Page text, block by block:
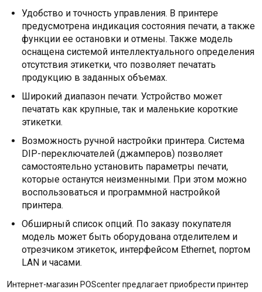
Удобство и точность управления. В принтере
предусмотрена индикация состояния печати, а также
функции ее остановки и отмены. Также модель
оснащена системой интеллектуального определения
отсутствия этикетки, что позволяет печатать
продукцию в заданных объемах.
Широкий диапазон печати. Устройство может
печатать как крупные, так и маленькие короткие
этикетки.
Возможность ручной настройки принтера. Система
DIP-переключателей (джамперов) позволяет
самостоятельно установить параметры печати,
которые останутся неизменными. При этом можно
воспользоваться и программной настройкой
принтера.
Обширный список опций. По заказу покупателя
модель может быть оборудована отделителем и
отрезчиком этикеток, интерфейсом Ethernet, портом
LAN и часами.
Интернет-магазин POScenter предлагает приобрести принтер